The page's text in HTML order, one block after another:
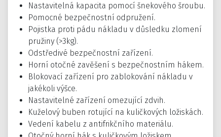
Nastavitelná kapacita pomocí šnekového šroubu.
Pomocné bezpečnostní odpružení.
Pojistka proti pádu nákladu v důsledku zlomení
pružiny (>3kg).
Odstředivé bezpečnostní zařízení.
Horní otočné zavěšení s bezpečnostním hákem.
Blokovací zařízení pro zablokování nákladu v
jakékoli výšce.
Nastavitelné zařízení omezující zdvih.
Kuželový buben rotující na kuličkových ložiskách.
Vedení kabelu z antifrikčního materiálu.